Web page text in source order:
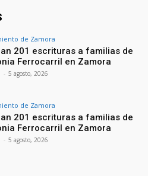
de Zamora
201 escrituras a familias de
Ferrocarril en Zamora
- 5 agosto, 2026
de Zamora
201 escrituras a familias de
Ferrocarril en Zamora
- 5 agosto, 2026